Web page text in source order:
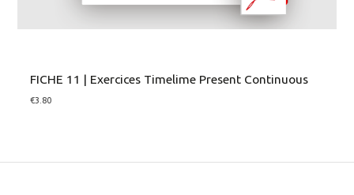
FICHE 11 | Exercices Timelime Present Continuous
€3.80